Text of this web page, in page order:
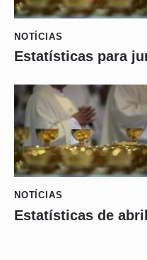
NOTÍCIAS
Estatísticas para
NOTÍCIAS
Estatísticas de